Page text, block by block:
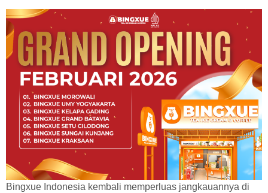
Bingxue Indonesia kembali memperluas jangkauannya di